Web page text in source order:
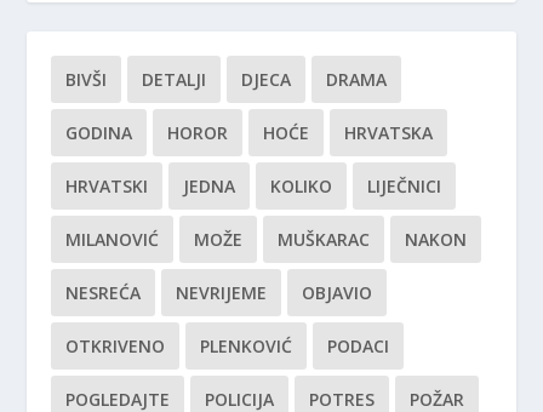
BIVŠI DETALJI DJECA DRAMA
GODINA HOROR HOĆE HRVATSKA
HRVATSKI JEDNA KOLIKO LIJEČNICI
MILANOVIĆ MOŽE MUŠKARAC NAKON
NESREĆA NEVRIJEME OBJAVIO
OTKRIVENO PLENKOVIĆ PODACI
POGLEDAJTE POLICIJA POTRES POŽAR